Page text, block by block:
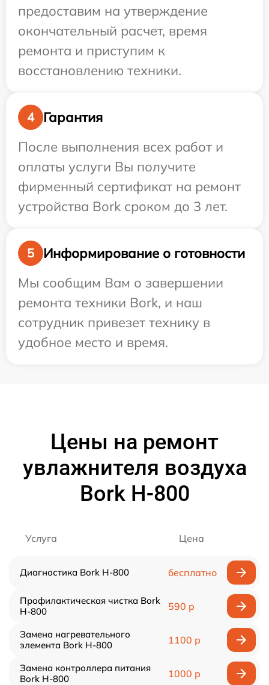
предоставим на утверждение
окончательный расчет, время
ремонта и приступим к
восстановлению техники.
4
Гарантия
После выполнения всех работ и
оплаты услуги Вы получите
фирменный сертификат на ремонт
устройства Bork сроком до 3 лет.
5
Информирование о готовности
Мы сообщим Вам о завершении
ремонта техники Bork, и наш
сотрудник привезет технику в
удобное место и время.
Цены на ремонт
увлажнителя воздуха
Bork H-800
Услуга Цена
Диагностика Bork H-800 бесплатно
Профилактическая чистка Bork
H-800
590 р
Замена нагревательного
элемента Bork H-800
1100 р
Замена контроллера питания
Bork H-800
1000 р